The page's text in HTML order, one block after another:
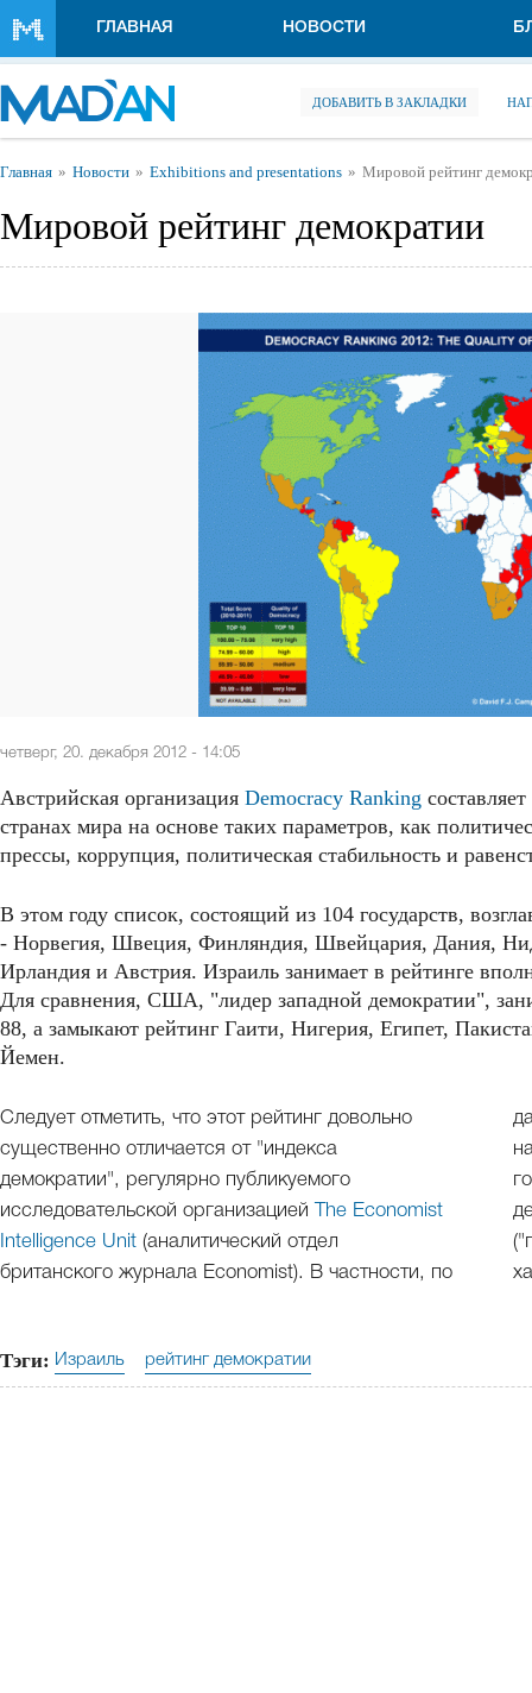
ГЛАВНАЯ НОВОСТИ
ДОБАВИТЬ В ЗАКЛАДКИ
Вы здесь
Главная Новости Exhibitions and presentations Мировой рейтинг
Мировой рейтинг демократии
четверг, 20. декабря 2012 - 14:05
Австрийская организация Democracy Ranking
странах мира на основе таких параметров, как
прессы, коррупция, политическая стабильность и
В этом году список, состоящий из 104 государств,
- Норвегия, Швеция, Финляндия, Швейцария, Дания,
Ирландия и Австрия. Израиль занимает в рейтинге
Для сравнения, США, "лидер западной демократии",
88, а замыкают рейтинг Гаити, Нигерия, Египет,
Йемен.
Следует отметить, что этот рейтинг довольно
существенно отличается от "индекса
демократии", регулярно публикуемого
исследовательской организацией
The Economist
Intelligence Unit (аналитический отдел
британского журнала Economist). В частности, по
("гибридный режим"), а Россия - 117 место с
Тэги: Израиль рейтинг демократии